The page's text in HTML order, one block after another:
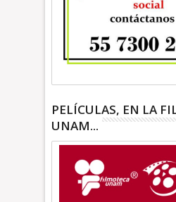
PELÍCULAS, EN LA
UNAM...